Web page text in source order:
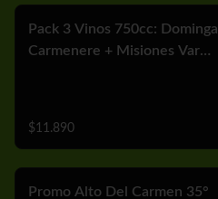
Pack 3 Vinos 750cc: Dominga
Carmenere + Misiones Var
$11.890
Promo Alto Del Carmen 35°